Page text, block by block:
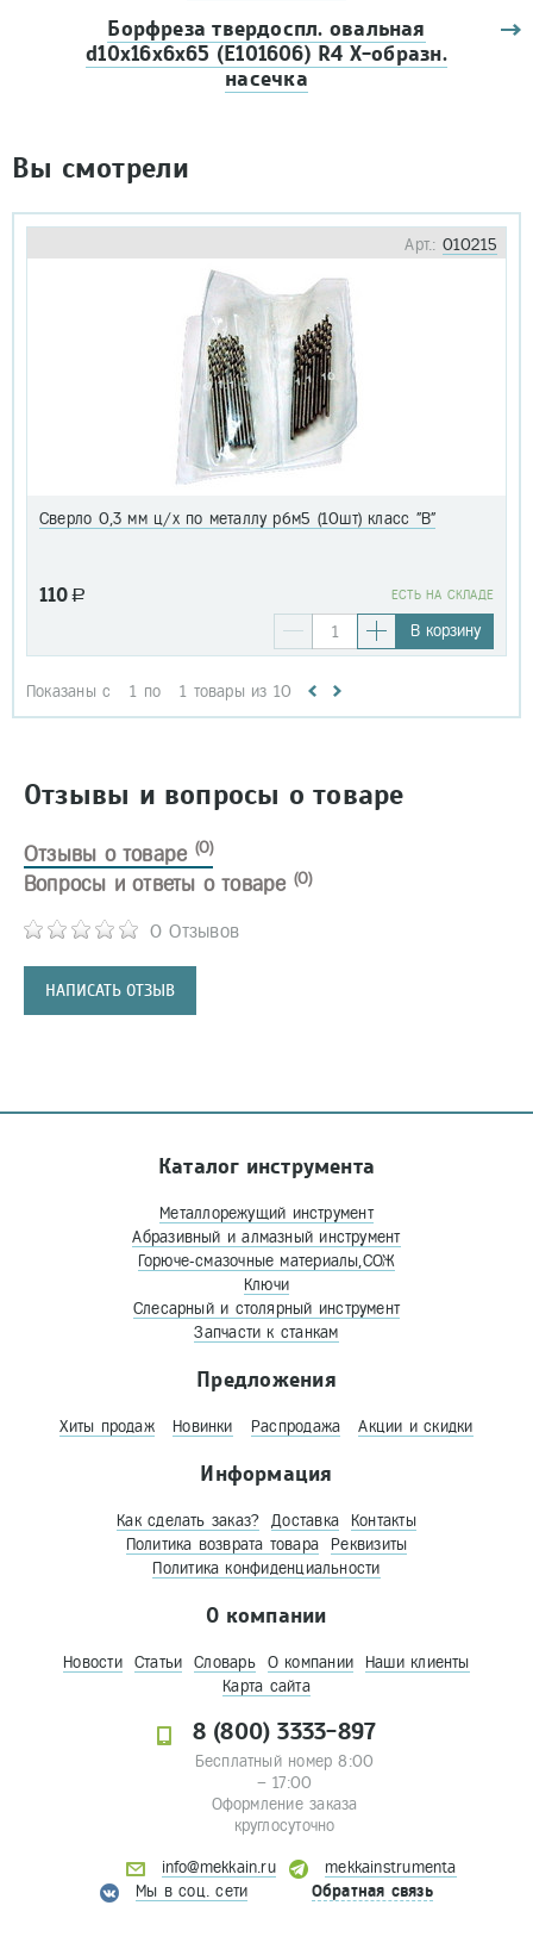
Борфреза твердоспл. овальная
d10х16х6х65 (Е101606) R4 Х-образн.
насечка
Вы смотрели
Арт.: 010215
Сверло 0,3 мм ц/х по металлу р6м5 (10шт) класс "В"
110 a EСТЬ НА СКЛАДЕ
В корзину
Показаны с 1 по 1 товары из 10
Отзывы и вопросы о товаре
Отзывы о товаре (0)
0 Отзывов
НАПИСАТЬ ОТЗЫВ
Вопросы и ответы о товаре (0)
Каталог инструмента
Металлорежущий инструмент
Абразивный и алмазный инструмент
Горюче-смазочные материалы,СОЖ
Ключи
Слесарный и столярный инструмент
Запчасти к станкам
Предложения
Хиты продаж Новинки Распродажа Акции и скидки
Информация
Как сделать заказ? Доставка
Контакты
Политика возврата товара
Реквизиты
Политика конфиденциальности
О компании
Новости Статьи Словарь О компании
Наши клиенты
Карта сайта
8 (800) 3333-897
Бесплатный номер 8:00
– 17:00
Оформление заказа
круглосуточно
info@mekkain.ru
mekkainstrumenta
Мы в соц. сети
Обратная связь